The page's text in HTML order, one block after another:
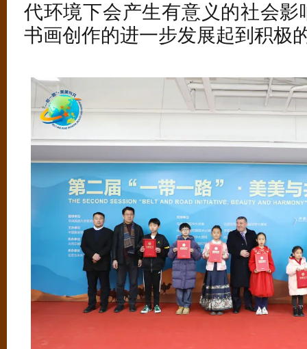
代环境下会产生有意义的社会
书画创作的进一步发展起到积极